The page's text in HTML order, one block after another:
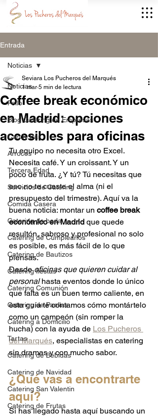
Entrada
Noticias
Pollo
Blog Catering de Empresas
Candy Bar
Arroces
Tercera Edad
Servicios de Catering
Comida Casera
Catering de boda
Catering de Cumpleaños
Catering de Bautizos
Catering fiestas
Catering Comunión
Catering de Paellas
Catering a Domicilio
Tartas
Catering de Bebidas
Catering de Navidad
Catering San Valentin
Catering de Frutas
Noticias
Coffee break económico
en Madrid: opciones
accesibles para oficinas
Seviara Los Pucheros del Marqués
1 mar 5 min de lectura
Tu equipo no necesita otro Excel.
Necesita café. Y un croissant. Y un
poco de fruta. ¿Y tú? Tú necesitas que
eso no te cueste el alma (ni el
presupuesto del trimestre). Aquí va la
buena noticia: montar un coffee break
económico en Madrid que quede
resultón, sabroso y profesional no solo
es posible, es más fácil de lo que
piensas.
Desde oficinas que quieren cuidar al
personal hasta eventos donde lo único
que falta es un buen termo caliente, en
esta guía te contamos cómo montártelo
como un campeón (sin romper la
hucha) con la ayuda de Los Pucheros
del Marqués, especialistas en catering
sin dramas y con mucho sabor.
¿Qué vas a encontrarte
aquí?
Si has llegado hasta aquí buscando un